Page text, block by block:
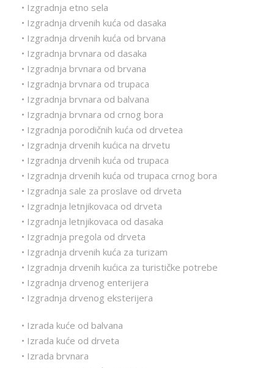
• Izgradnja etno sela
• Izgradnja drvenih kuća od dasaka
• Izgradnja drvenih kuća od brvana
• Izgradnja brvnara od dasaka
• Izgradnja brvnara od brvana
• Izgradnja brvnara od trupaca
• Izgradnja brvnara od balvana
• Izgradnja brvnara od crnog bora
• Izgradnja porodičnih kuća od drvetea
• Izgradnja drvenih kućica na drvetu
• Izgradnja drvenih kuća od trupaca
• Izgradnja drvenih kuća od trupaca crnog bora
• Izgradnja sale za proslave od drveta
• Izgradnja letnjikovaca od drveta
• Izgradnja letnjikovaca od dasaka
• Izgradnja pregola od drveta
• Izgradnja drvenih kuća za turizam
• Izgradnja drvenih kućica za turističke potrebe
• Izgradnja drvenog enterijera
• Izgradnja drvenog eksterijera
• Izrada kuće od balvana
• Izrada kuće od drveta
• Izrada brvnara